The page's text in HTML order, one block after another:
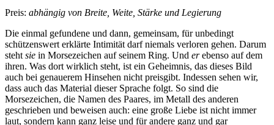
Preis: abhängig von Breite, Weite, Stärke und Legierung
Die einmal gefundene und dann, gemeinsam, für unbedingt
schützenswert erklärte Intimität darf niemals verloren gehen. Darum
steht sie in Morsezeichen auf seinem Ring. Und erebenso auf dem
ihren. Was dort wirklich steht, ist ein Geheimnis, das dieses Bild
auch bei genauerem Hinsehen nicht preisgibt. Indessen sehen wir,
dass auch das Material dieser Sprache folgt. So sind die
Morsezeichen, die Namen des Paares, im Metall des anderen
geschrieben und beweisen auch: eine große Liebe ist nicht immer
laut, sondern kann ganz leise und für andere ganz und gar